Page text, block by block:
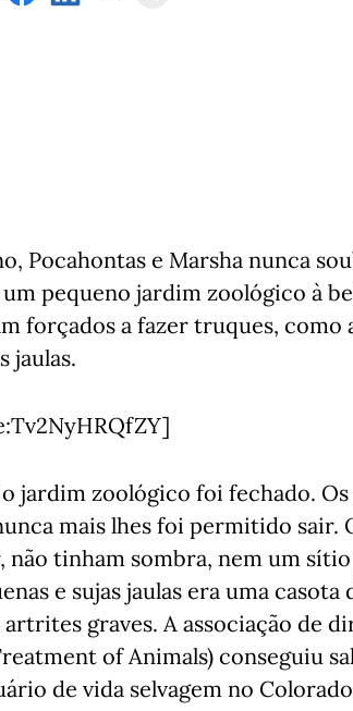
Pocahontas e Marsha nunca
pequeno jardim zoológico à
forçados a fazer truques,
jaulas.
o jardim zoológico foi fechado.
mais lhes foi permitido sair.
não tinham sombra, nem um
e sujas jaulas era uma
artrites graves. A associação de
of Animals) conseguiu
de vida selvagem no